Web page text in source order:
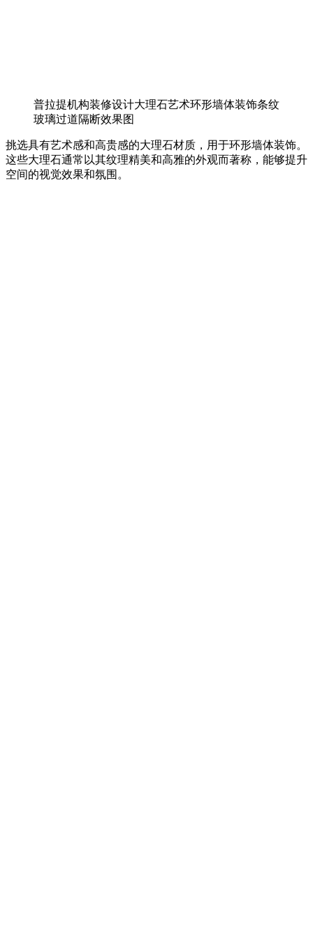
普拉提机构装修设计大理石艺术环形墙体装饰条纹
玻璃过道隔断效果图
挑选具有艺术感和高贵感的大理石材质，用于环形墙体装饰。
这些大理石通常以其纹理精美和高雅的外观而著称，能够提升
空间的视觉效果和氛围。